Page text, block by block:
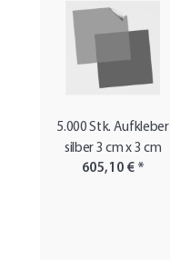
5.000 Stk. Aufkleber
silber 3 cm x 3 cm
605,10 € *